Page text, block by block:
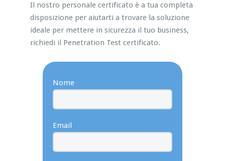
Il nostro personale certificato è a tua completa
disposizione per aiutarti a trovare la soluzione
ideale per mettere in sicurezza il tuo business,
richiedi il Penetration Test certificato.
Nome
Email